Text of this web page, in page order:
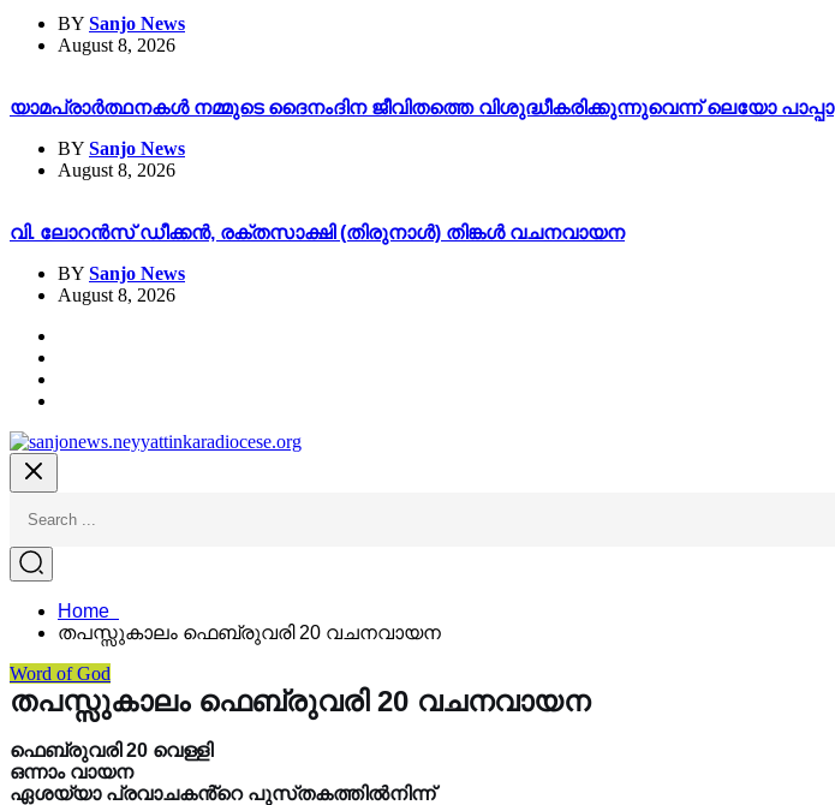
BY Sanjo News
August 8, 2026
യാമപ്രാർത്ഥനകൾ നമ്മുടെ ദൈനംദിന ജീവിതത്തെ വിശുദ്ധീകരിക്കുന്നുവെന്ന് ലെയോ പാപ്പാ
BY Sanjo News
August 8, 2026
വി. ലോറൻസ് ഡീക്കൻ, രക്തസാക്ഷി (തിരുനാൾ) തിങ്കൾ വചനവായന
BY Sanjo News
August 8, 2026
Home
തപസ്സുകാലം ഫെബ്രുവരി 20 വചനവായന
Word of God
തപസ്സുകാലം ഫെബ്രുവരി 20 വചനവായന
ഫെബ്രുവരി 20 വെള്ളി
ഒന്നാം വായന
ഏശയ്യാ പ്രവാചകൻ്റെ പുസ്‌തകത്തിൽനിന്ന്